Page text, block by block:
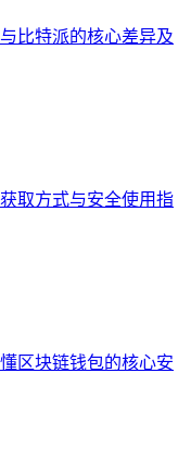
比特派的核心差异及
取方式与安全使用指
区块链钱包的核心安